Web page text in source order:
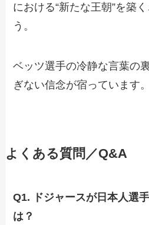
における“新たな王朝”を築
う。
ベッツ選手の冷静な言葉の
ぎない信念が宿っています。
よくある質問／Q&A
Q1. ドジャースが日本人選
は？